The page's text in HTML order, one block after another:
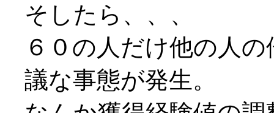
そしたら、、、
６０の人だけ他の人
議な事態が発生。